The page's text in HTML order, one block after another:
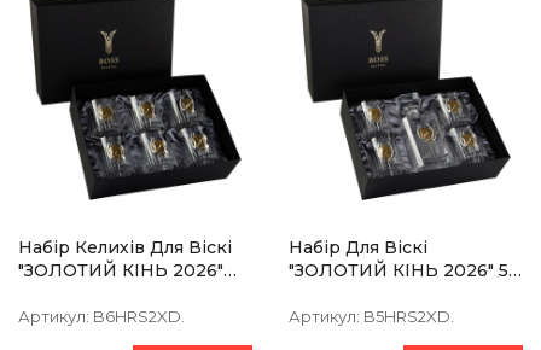
Набір Келихів Для Віскі
"ЗОЛОТИЙ КIНЬ 2026"
Срібло, Золото, Чистий
Артикул: B6HRS2XD.
Набір Для Віскі
"ЗОЛОТИЙ КIНЬ 2026" 5
Келиха, Срібло, Золото,
Артикул: B5HRS2XD.